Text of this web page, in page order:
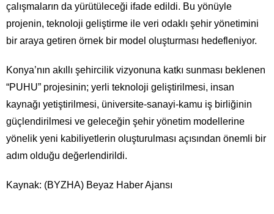
çalışmaların da yürütüleceği ifade edildi. Bu yönüyle
projenin, teknoloji geliştirme ile veri odaklı şehir yönetimini
bir araya getiren örnek bir model oluşturması hedefleniyor.
Konya’nın akıllı şehircilik vizyonuna katkı sunması beklenen
“PUHU” projesinin; yerli teknoloji geliştirilmesi, insan
kaynağı yetiştirilmesi, üniversite-sanayi-kamu iş birliğinin
güçlendirilmesi ve geleceğin şehir yönetim modellerine
yönelik yeni kabiliyetlerin oluşturulması açısından önemli bir
adım olduğu değerlendirildi.
Kaynak: (BYZHA) Beyaz Haber Ajansı